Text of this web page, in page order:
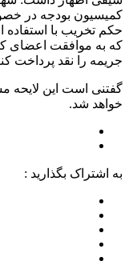
کمیسیون بودجه در
حکم تخریب با استفاده
که به موافقت اعضای
جریمه را نقد پرداخت
گفتنی است این لایحه
خواهد شد.
به اشتراک بگذارید :